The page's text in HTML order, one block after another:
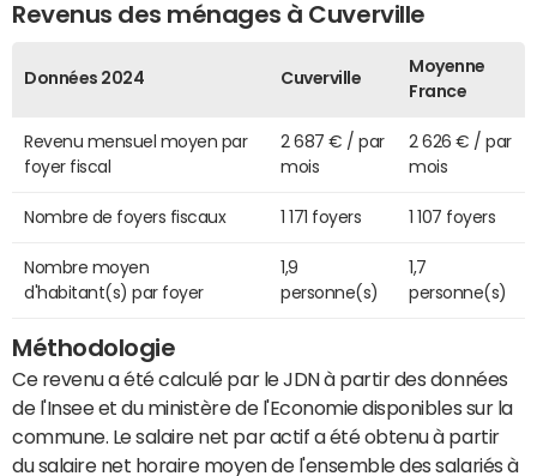
Revenus des ménages à Cuverville
Données 2024 Cuverville
Moyenne
France
Revenu mensuel moyen par
foyer fiscal
2 687 € / par
mois
2 626 € / par
mois
Nombre de foyers fiscaux 1 171 foyers 1 107 foyers
Nombre moyen
d'habitant(s) par foyer
1,9
personne(s)
1,7
personne(s)
Méthodologie
Ce revenu a été calculé par le JDN à partir des données
de l'Insee et du ministère de l'Economie disponibles sur la
commune. Le salaire net par actif a été obtenu à partir
du salaire net horaire moyen de l'ensemble des salariés à